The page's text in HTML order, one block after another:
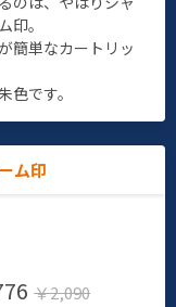
印。
簡単なカートリッ
色です。
ム印
￥2,090